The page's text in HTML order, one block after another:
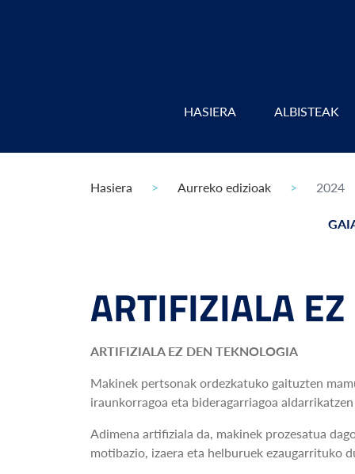
HASIERA ALBISTEAK
Hasiera Aurreko edizioak 2024
ARTIFIZIALA
ARTIFIZIALA EZ DEN TEKNOLOGIA
Makinek pertsonak ordezkatuko gaituzten
iraunkorragoa eta bideragarriagoa
Adimena artifiziala da, makinek prozesatua
motibazio, izaera eta helburuek ezaugarrituko